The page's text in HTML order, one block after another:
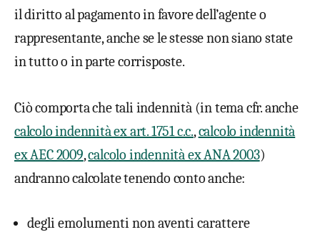
il diritto al pagamento in favore dell’agente o
rappresentante, anche se le stesse non siano state
in tutto o in parte corrisposte.
Ciò comporta che tali indennità (in tema cfr. anche
calcolo indennità ex art. 1751 c.c.,calcolo indennità
ex AEC 2009,calcolo indennità ex ANA 2003)
andranno calcolate tenendo conto anche:
degli emolumenti non aventi carattere